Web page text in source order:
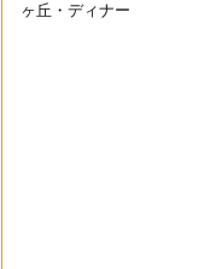
ヶ丘・ディナー